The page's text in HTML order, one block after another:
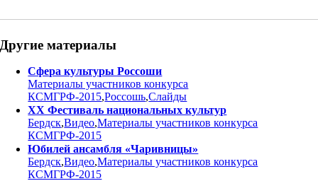
Другие материалы
Сфера культуры Россоши
Материалы участников конкурса
КСМГРФ-2015,Россошь,Слайды
ХХ Фестиваль национальных культур
Бердск,Видео,Материалы участников конкурса
КСМГРФ-2015
Юбилей ансамбля «Чаривницы»
Бердск,Видео,Материалы участников конкурса
КСМГРФ-2015